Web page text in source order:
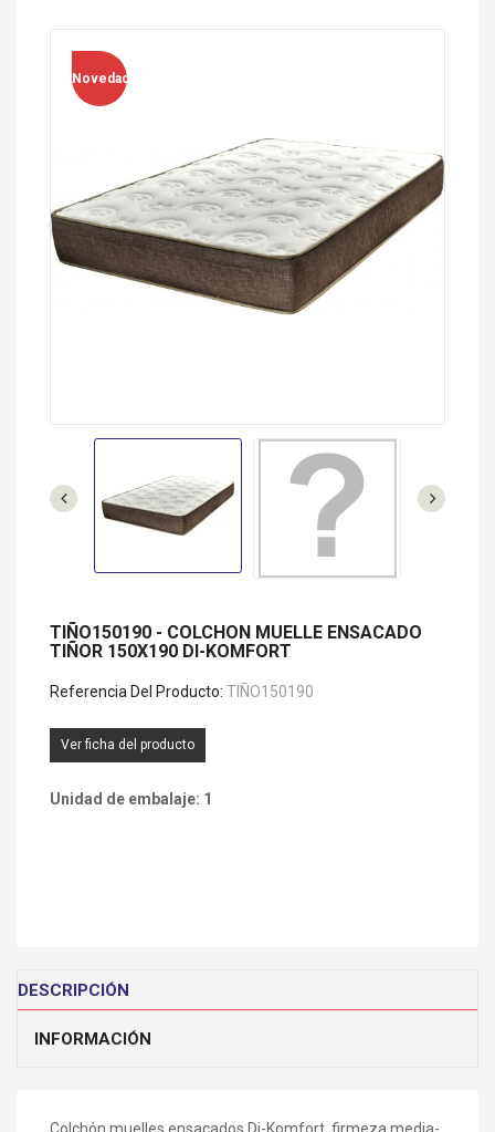
Novedad
TIÑO150190 - COLCHON MUELLE ENSACADO
TIÑOR 150X190 DI-KOMFORT
Referencia Del Producto: TIÑO150190
Ver ficha del producto
Unidad de embalaje: 1
DESCRIPCIÓN
INFORMACIÓN